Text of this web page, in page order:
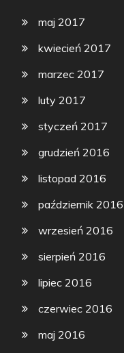
maj 2017
kwiecień 2017
marzec 2017
luty 2017
styczeń 2017
grudzień 2016
listopad 2016
październik 2016
wrzesień 2016
sierpień 2016
lipiec 2016
czerwiec 2016
maj 2016